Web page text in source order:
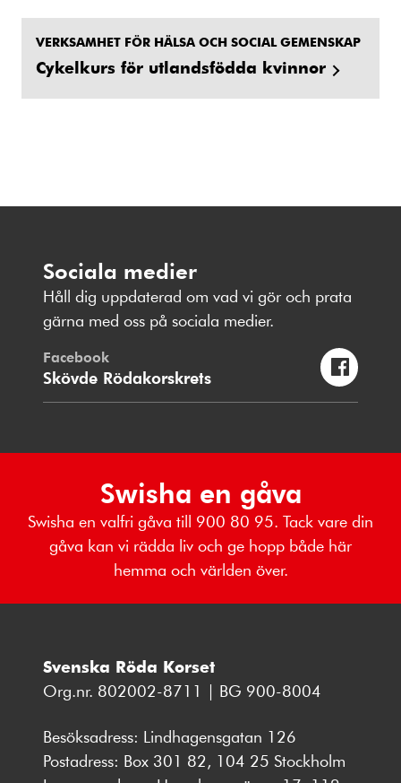
VERKSAMHET FÖR HÄLSA OCH SOCIAL GEMENSKAP
Cykelkurs för utlandsfödda kvinnor
Sociala medier
Håll dig uppdaterad om vad vi gör och prata
gärna med oss på sociala medier.
Facebook
Skövde Rödakorskrets
Swisha en gåva
Swisha en valfri gåva till 900 80 95. Tack vare din
gåva kan vi rädda liv och ge hopp både här
hemma och världen över.
Svenska Röda Korset
Org.nr. 802002-8711 | BG 900-8004
Besöksadress: Lindhagensgatan 126
Postadress: Box 301 82, 104 25 Stockholm